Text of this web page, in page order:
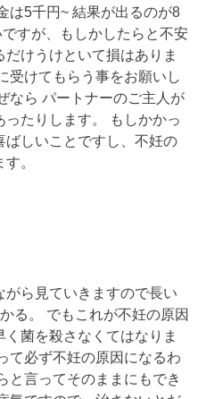
は5千円~ 結果が出るのが8
すが、もしかしたらと不安
けうけといて損はありま
受けてもらう事をお願いし
なら パートナーのご主人が
たりします。 もしかかっ
ばしいことですし、不妊の
。
がら見ていきますので長い
る。 でもこれが不妊の原因
菌を殺さなくてはなりま
て必ず不妊の原因になるわ
と言ってそのままにもでき